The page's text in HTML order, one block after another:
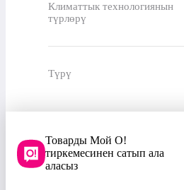
Климаттык технологиянын
түрлөрү
Түрү
Товарды Мой О!
тиркемесинен сатып ала
аласыз